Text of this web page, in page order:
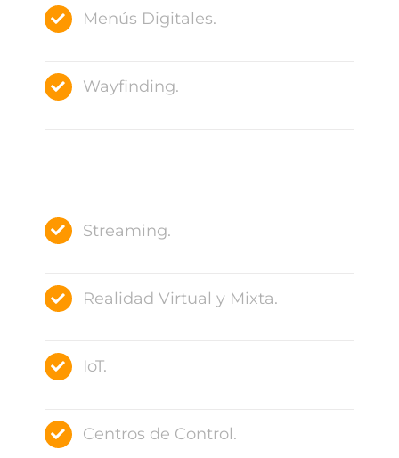
Menús Digitales.
Wayfinding.
Streaming.
Realidad Virtual y Mixta.
IoT.
Centros de Control.